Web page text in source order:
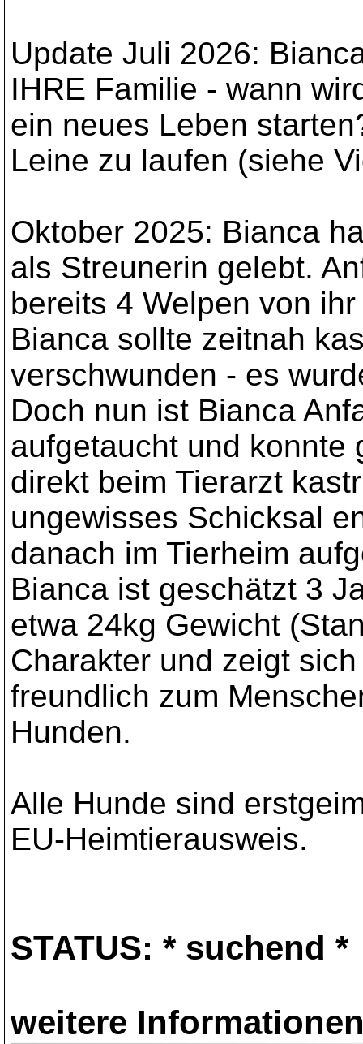
Update Juli 2026:
IHRE Familie - wann
ein neues Leben
Leine zu laufen (siehe
Oktober 2025: Bianca
als Streunerin gelebt.
bereits 4 Welpen von
Bianca sollte zeitnah
verschwunden - es
Doch nun ist Bianca
aufgetaucht und konnte
direkt beim Tierarzt
ungewisses Schicksal
danach im Tierheim
Bianca ist geschätzt 3
etwa 24kg Gewicht
Charakter und zeigt
freundlich zum
Hunden.
Alle Hunde sind
EU-Heimtierausweis.
STATUS: * suchend *
weitere